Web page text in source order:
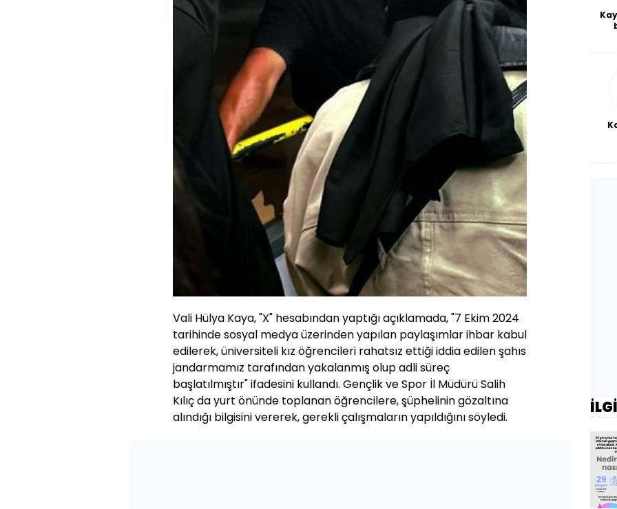
Vali Hülya Kaya, "X" hesabından yaptığı açıklamada, "7 Ekim 2024
tarihinde sosyal medya üzerinden yapılan paylaşımlar ihbar kabul
edilerek, üniversiteli kız öğrencileri rahatsız ettiği iddia edilen şahıs
jandarmamız tarafından yakalanmış olup adli süreç
başlatılmıştır" ifadesini kullandı. Gençlik ve Spor İl Müdürü Salih
Kılıç da yurt önünde toplanan öğrencilere, şüphelinin gözaltına
alındığı bilgisini vererek, gerekli çalışmaların yapıldığını söyledi.